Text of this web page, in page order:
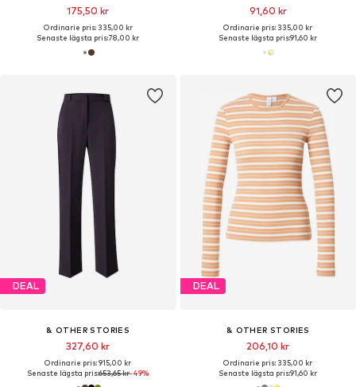
175,50 kr
Ordinarie pris: 335,00 kr
Senaste lägsta pris:78,00 kr
91,60 kr
Ordinarie pris: 335,00 kr
Senaste lägsta pris:91,60 kr
DEAL
& OTHER STORIES
327,60 kr
Ordinarie pris: 915,00 kr
Senaste lägsta pris:653,65 kr-49%
DEAL
& OTHER STORIES
206,10 kr
Ordinarie pris: 335,00 kr
Senaste lägsta pris:91,60 kr